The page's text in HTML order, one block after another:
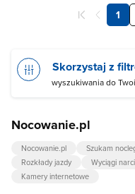
1
Skorzystaj z
wyszukiwania do
Nocowanie.pl
Nocowanie.pl Szukam
Rozkłady jazdy
Wyciągi
Kamery internetowe